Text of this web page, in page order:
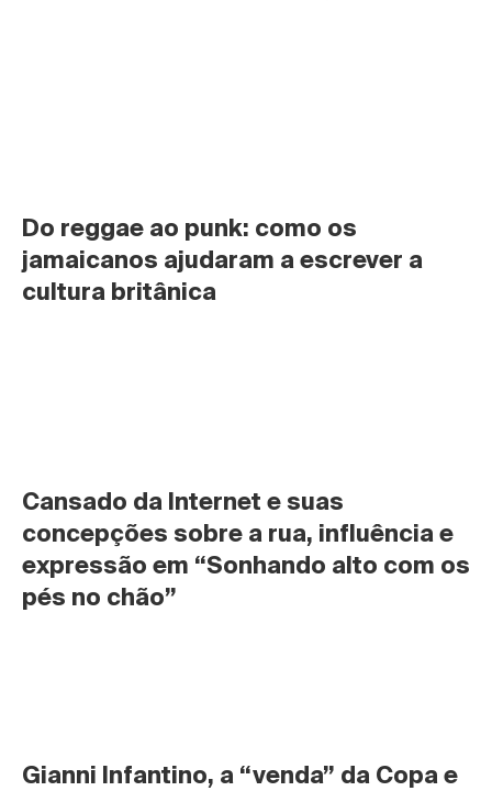
Do reggae ao punk: como os
jamaicanos ajudaram a escrever a
cultura britânica
Cansado da Internet e suas
concepções sobre a rua, influência e
expressão em “Sonhando alto com os
pés no chão”
Gianni Infantino, a “venda” da Copa e